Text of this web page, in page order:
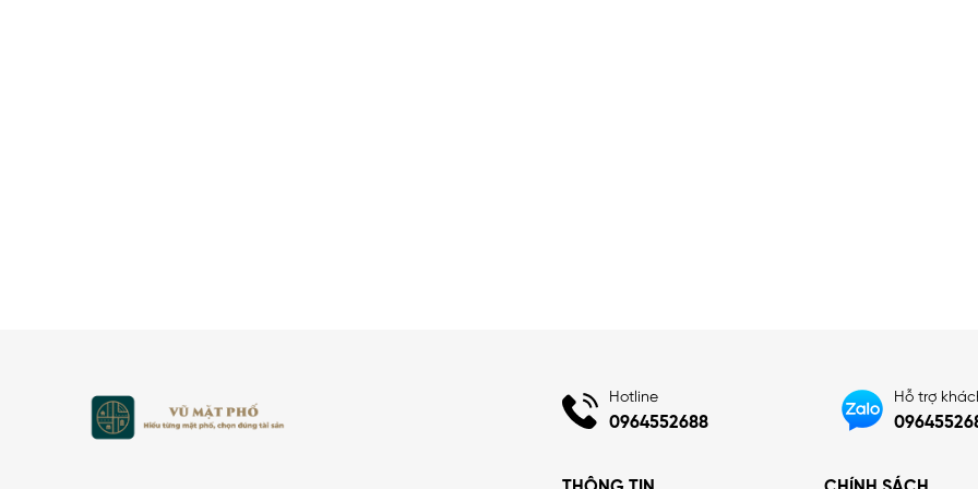
Hotline
0964552688
Hỗ trợ